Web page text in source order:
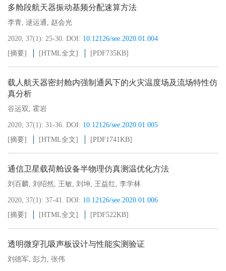
多舱段航天器振动基频分配速算方法
李青, 逯运通 , 赵会光
2020, 37(1): 25-30. DOI: 10.12126/see.2020.01.004
[摘要]
[HTML全文] [PDF735KB]
载人航天器密封舱内强制通风下的火灾温度场及流场特性仿
真分析
谷运双 , 霍岩
2020, 37(1): 31-36. DOI: 10.12126/see.2020.01.005
[摘要]
[HTML全文] [PDF1741KB]
通信卫星载荷舱设备半物理仿真测温优化方法
刘百麟, 刘绍然, 王敏, 刘坤, 王益红, 李学林
2020, 37(1): 37-41. DOI: 10.12126/see.2020.01.006
[摘要]
[HTML全文] [PDF522KB]
透明微穿孔吸声板设计与性能实测验证
刘德军, 彭力 , 张伟